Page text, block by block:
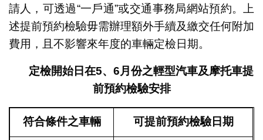
請人，可透過“一戶通”或交通事務局網站預約。上
述提前預約檢驗毋需辦理額外手續及繳交任何附加
費用，且不影響來年度的車輛定檢日期。
定檢開始日在5、 6月份之輕型汽車及摩托車提
前預約檢驗安排
符合條件之車輛 可提前預約檢驗日期